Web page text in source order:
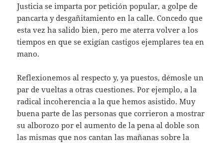
Justicia se imparta por petición popular, a golpe de
pancarta y desgañitamiento en la calle. Concedo que
esta vez ha salido bien, pero me aterra volver a los
tiempos en que se exigían castigos ejemplares tea en
mano.
Reflexionemos al respecto y, ya puestos, démosle un
par de vueltas a otras cuestiones. Por ejemplo, a la
radical incoherencia a la que hemos asistido. Muy
buena parte de las personas que corrieron a mostrar
su alborozo por el aumento de la pena al doble son
las mismas que nos cantan las mañanas sobre la